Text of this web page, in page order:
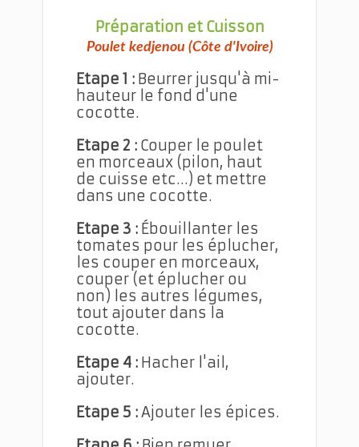
Préparation et Cuisson
Poulet kedjenou (Côte d'Ivoire)
Etape 1 : Beurrer jusqu'à mi-
hauteur le fond d'une
cocotte.
Etape 2 : Couper le poulet
en morceaux (pilon, haut
de cuisse etc…) et mettre
dans une cocotte.
Etape 3 : Ébouillanter les
tomates pour les éplucher,
les couper en morceaux,
couper (et éplucher ou
non) les autres légumes,
tout ajouter dans la
cocotte.
Etape 4 : Hacher l'ail,
ajouter.
Etape 5 :Ajouter les épices.